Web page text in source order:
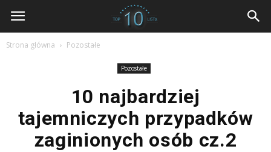
dziesiec.com
Strona główna Pozostałe
Pozostałe
10 najbardziej
tajemniczych przypadków
zaginionych osób cz.2